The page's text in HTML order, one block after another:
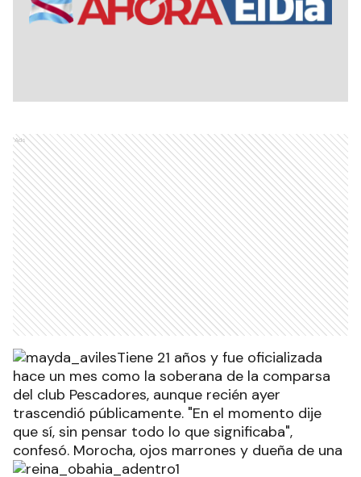
Ads
Tiene 21 años y fue oficializada
hace un mes como la soberana de la comparsa
del club Pescadores, aunque recién ayer
trascendió públicamente. "En el momento dije
que sí, sin pensar todo lo que significaba",
confesó. Morocha, ojos marrones y dueña de una